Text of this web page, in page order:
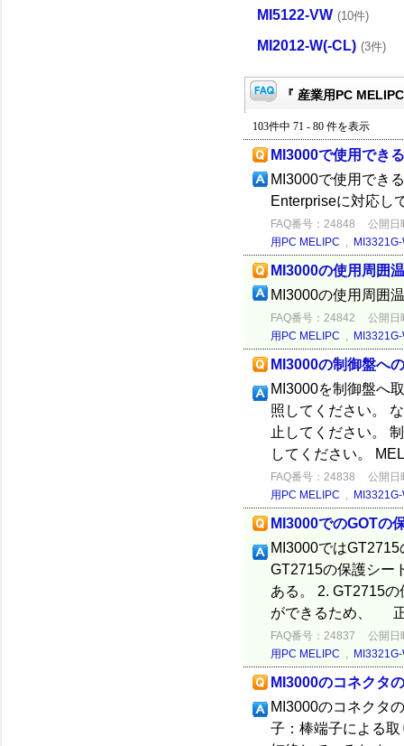
MI5122-VW (10件)
MI2012-W(-CL) (3件)
『 産業用PC
103件中 71 - 80 件を表示
MI3000で使用でき
MI3000で使用でき
Enterpriseに対応し
FAQ番号：24848
公開日
用PC MELIPC ,
MI3000の使用周囲
MI3000の使用周囲
FAQ番号：24842
公開日
用PC MELIPC ,
MI3000の制御盤へ
MI3000を制御盤へ
照してください。
止してください。
してください。
FAQ番号：24838
公開日
用PC MELIPC ,
MI3000でのGOTの
MI3000では
GT2715の保護シー
ある。 2. GT2715
ができるため、
FAQ番号：24837
公開日
用PC MELIPC ,
MI3000のコネクタ
MI3000のコネクタ
子：棒端子による